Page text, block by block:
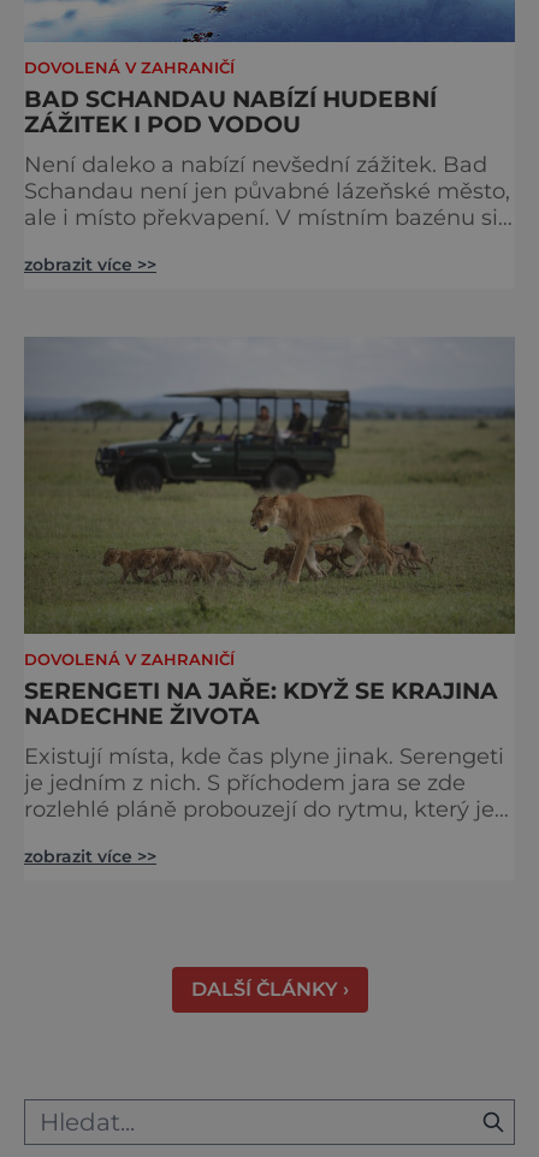
DOVOLENÁ V ZAHRANIČÍ
BAD SCHANDAU NABÍZÍ HUDEBNÍ
ZÁŽITEK I POD VODOU
Není daleko a nabízí nevšední zážitek. Bad
Schandau není jen půvabné lázeňské město,
ale i místo překvapení. V místním bazénu si
vodě. Nádherně osvěžující místo leží jen 8
zobrazit více >>
DOVOLENÁ V ZAHRANIČÍ
SERENGETI NA JAŘE: KDYŽ SE KRAJINA
NADECHNE ŽIVOTA
Existují místa, kde čas plyne jinak. Serengeti
je jedním z nich. S příchodem jara se zde
rozlehlé pláně probouzejí do rytmu, který je
tráva svěží a horizont nekonečný. A právě v
shromažďují statisíce zvířat. Více než 1,5
milionu pakoňů, dop
zobrazit více >>
DALŠÍ ČLÁNKY ›